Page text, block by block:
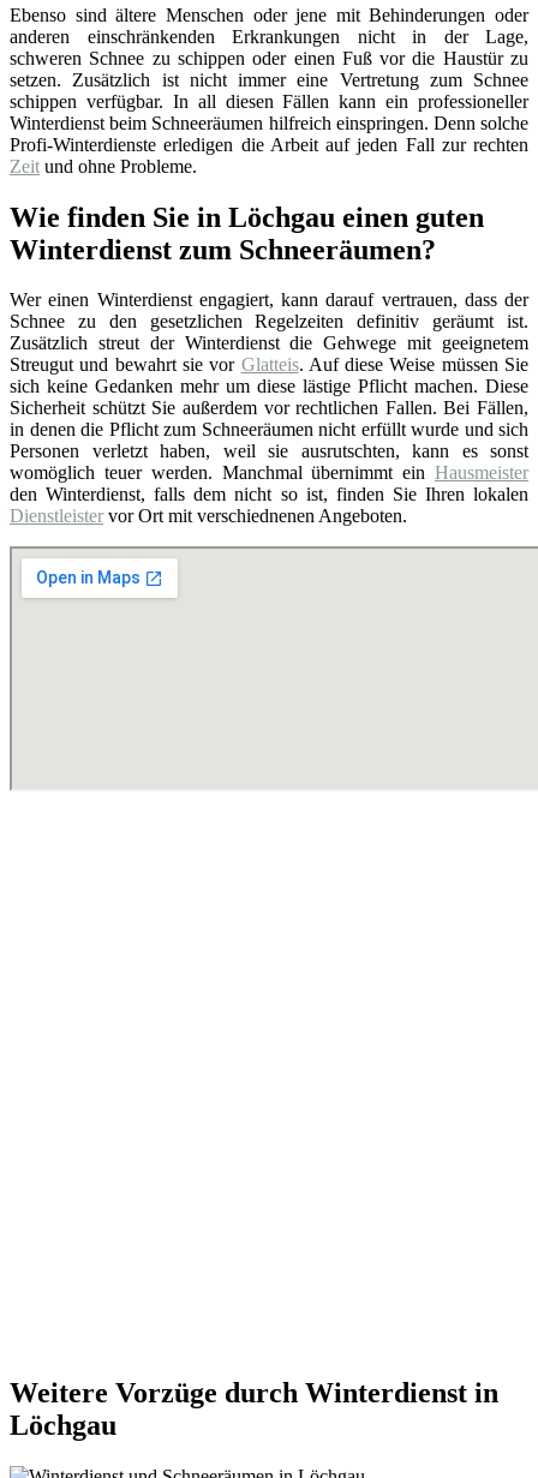
Ebenso sind ältere Menschen oder jene mit Behinderungen oder
anderen einschränkenden Erkrankungen nicht in der Lage,
schweren Schnee zu schippen oder einen Fuß vor die Haustür zu
setzen. Zusätzlich ist nicht immer eine Vertretung zum Schnee
schippen verfügbar. In all diesen Fällen kann ein professioneller
Winterdienst beim Schneeräumen hilfreich einspringen. Denn solche
Profi-Winterdienste erledigen die Arbeit auf jeden Fall zur rechten
Zeit und ohne Probleme.
Wie finden Sie in Löchgau einen guten
Winterdienst zum Schneeräumen?
Wer einen Winterdienst engagiert, kann darauf vertrauen, dass der
Schnee zu den gesetzlichen Regelzeiten definitiv geräumt ist.
Zusätzlich streut der Winterdienst die Gehwege mit geeignetem
Streugut und bewahrt sie vor Glatteis. Auf diese Weise müssen Sie
sich keine Gedanken mehr um diese lästige Pflicht machen. Diese
Sicherheit schützt Sie außerdem vor rechtlichen Fallen. Bei Fällen,
in denen die Pflicht zum Schneeräumen nicht erfüllt wurde und sich
Personen verletzt haben, weil sie ausrutschten, kann es sonst
womöglich teuer werden. Manchmal übernimmt ein Hausmeister
den Winterdienst, falls dem nicht so ist, finden Sie Ihren lokalen
Dienstleister vor Ort mit verschiednenen Angeboten.
Weitere Vorzüge durch Winterdienst in
Löchgau